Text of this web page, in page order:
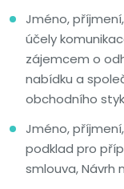
Jméno,
účely
zájemcem o
nabídku a
obchodního
Jméno,
podklad pro
smlouva, Návrh